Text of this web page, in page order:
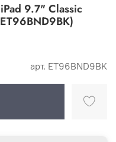
арт. ET96BND9BK
9.7" Classic